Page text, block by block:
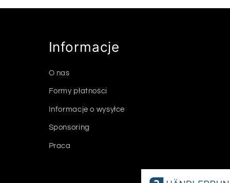
Informacje
O nas
Formy płatności
Informacje o wysyłce
Sponsoring
Praca